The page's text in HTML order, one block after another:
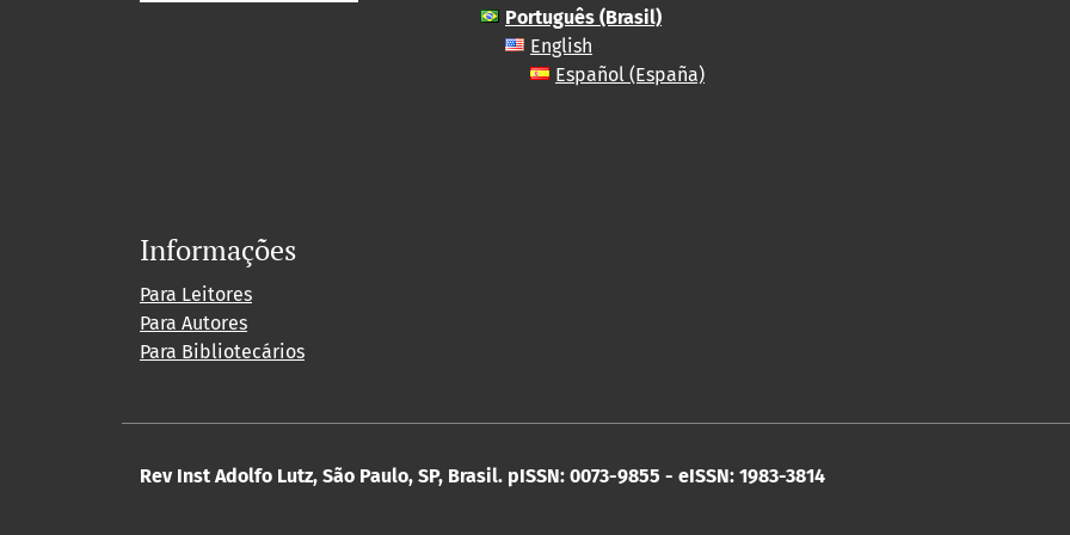
Português (Brasil)
English
Español (España)
Informações
Para Leitores
Para Autores
Para Bibliotecários
Rev Inst Adolfo Lutz, São Paulo, SP, Brasil. pISSN: 0073-9855 - eISSN: 1983-3814